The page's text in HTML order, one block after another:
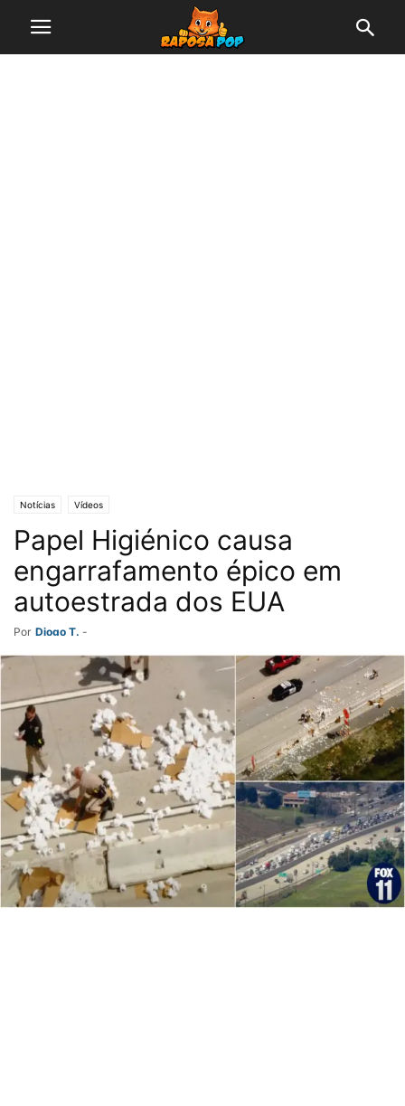
Notícias Vídeos
Papel Higiénico causa
engarrafamento épico em
autoestrada dos EUA
Por Diogo T. -